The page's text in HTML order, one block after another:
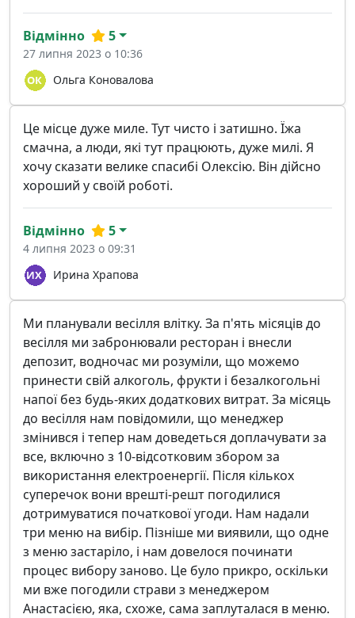
Ольга Коновалова
Відмінно 5
27 липня 2023 о 10:36
Це місце дуже миле. Тут чисто і затишно. Їжа
смачна, а люди, які тут працюють, дуже милі. Я
хочу сказати велике спасибі Олексію. Він дійсно
хороший у своїй роботі.
Ирина Храпова
Відмінно 5
4 липня 2023 о 09:31
Ми планували весілля влітку. За п'ять місяців до
весілля ми забронювали ресторан і внесли
депозит, водночас ми розуміли, що можемо
принести свій алкоголь, фрукти і безалкогольні
напої без будь-яких додаткових витрат. За місяць
до весілля нам повідомили, що менеджер
змінився і тепер нам доведеться доплачувати за
все, включно з 10-відсотковим збором за
використання електроенергії. Після кількох
суперечок вони врешті-решт погодилися
дотримуватися початкової угоди. Нам надали
три меню на вибір. Пізніше ми виявили, що одне
з меню застаріло, і нам довелося починати
процес вибору заново. Це було прикро, оскільки
ми вже погодили страви з менеджером
Анастасією, яка, схоже, сама заплуталася в меню.